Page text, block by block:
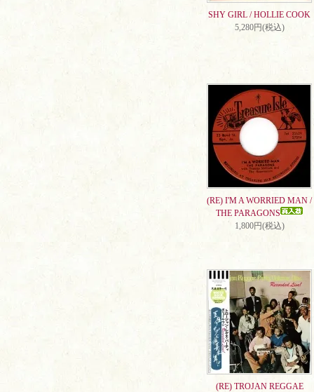
SHY GIRL / HOLLIE COOK
5,280円(税込)
(RE) I'M A WORRIED MAN /
THE PARAGONS
1,800円(税込)
(RE) TROJAN REGGAE